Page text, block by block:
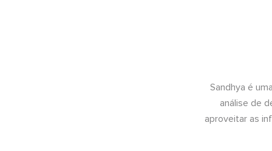
Sandhya é
análise de
aproveitar as